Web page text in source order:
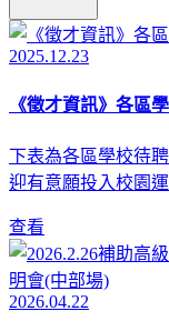
2025.12.23
《徵才資訊》各區
下表為各區學校待
迎有意願投入校園
查看
2026.04.22